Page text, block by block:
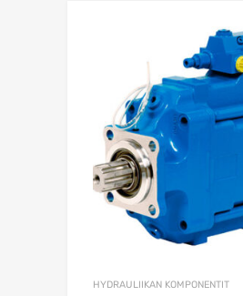
HYDRAULIIKAN KOMPONENTIT